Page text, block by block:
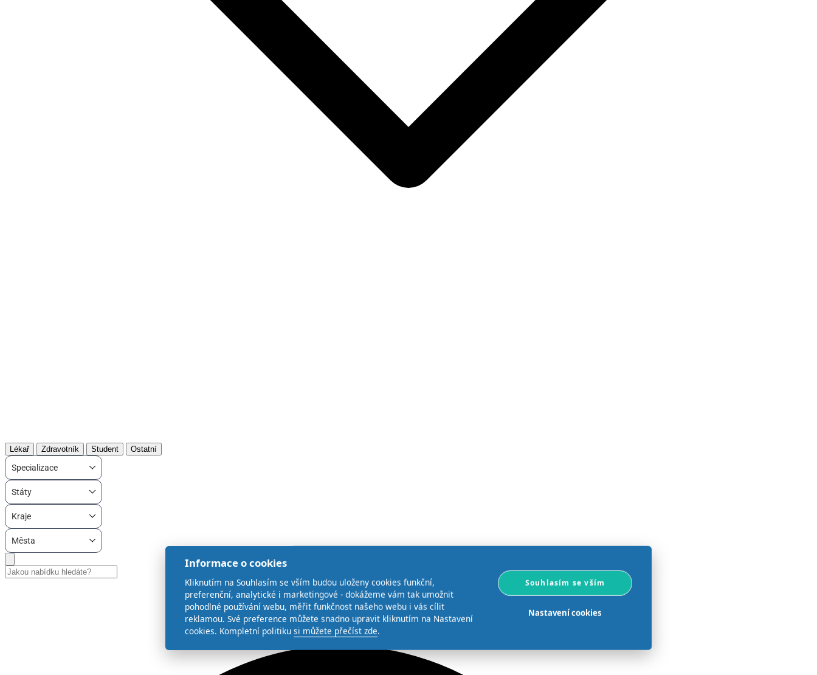
Lékař Zdravotník Student Ostatní
Specializace
Státy
Kraje
Města
Informace o cookies
Kliknutím na Souhlasím se vším budou uloženy cookies funkční,
preferenční, analytické i marketingové - dokážeme vám tak umožnit
pohodlné používání webu, měřit funkčnost našeho webu i vás cílit
reklamou. Své preference můžete snadno upravit kliknutím na Nastavení
cookies. Kompletní politiku si můžete přečíst zde.
Souhlasím se vším
Nastavení cookies